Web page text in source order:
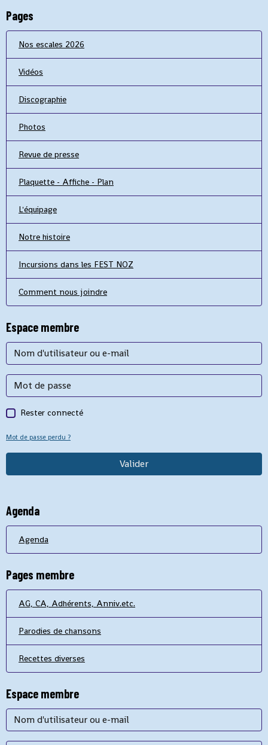
Pages
Nos escales 2026
Vidéos
Discographie
Photos
Revue de presse
Plaquette - Affiche - Plan
L'équipage
Notre histoire
Incursions dans les FEST NOZ
Comment nous joindre
Espace membre
Rester connecté
Mot de passe perdu ?
Valider
Agenda
Agenda
Pages membre
AG, CA, Adhérents, Anniv.etc.
Parodies de chansons
Recettes diverses
Espace membre